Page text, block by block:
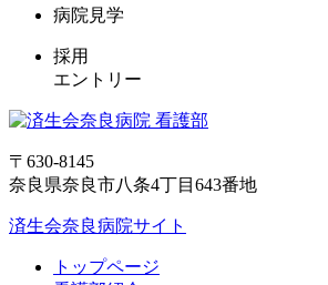
病院見学
採用
エントリー
〒630-8145
奈良県奈良市八条4丁目643番地
済生会奈良病院サイト
トップページ